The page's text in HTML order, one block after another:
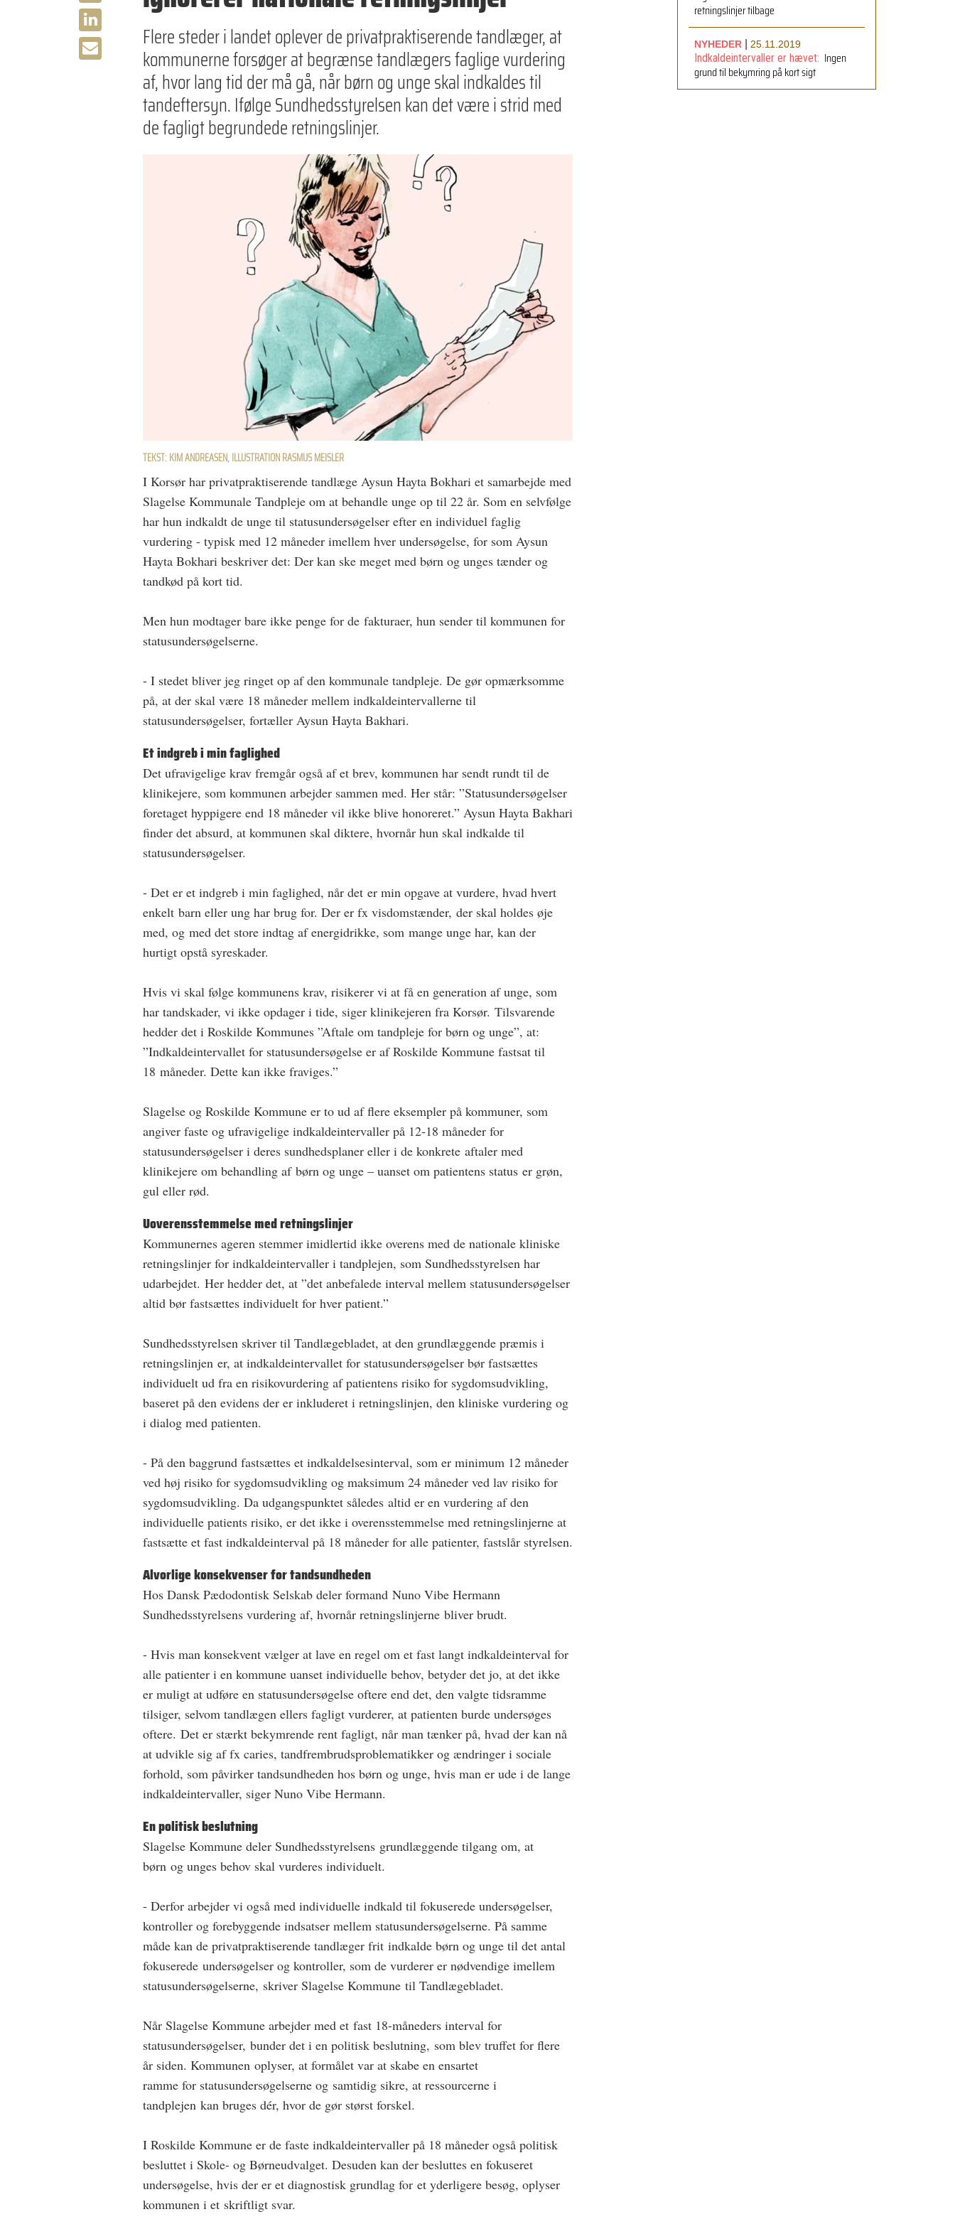
Flere steder i landet oplever de privatpraktiserende tandlæger, at
kommunerne forsøger at begrænse tandlægers faglige vurdering
af, hvor lang tid der må gå, når børn og unge skal indkaldes til
tandeftersyn. Ifølge Sundhedsstyrelsen kan det være i strid med
de fagligt begrundede retningslinjer.
TEKST: KIM ANDREASEN, ILLUSTRATION RASMUS MEISLER
I Korsør har privatpraktiserende tandlæge Aysun Hayta Bokhari et samarbejde med
Slagelse Kommunale Tandpleje om at behandle unge op til 22 år. Som en selvfølge
har hun indkaldt de unge til statusundersøgelser efter en individuel faglig
vurdering - typisk med 12 måneder imellem hver undersøgelse, for som Aysun
Hayta Bokhari beskriver det: Der kan ske meget med børn og unges tænder og
tandkød på kort tid.
Men hun modtager bare ikke penge for de fakturaer, hun sender til kommunen for
statusundersøgelserne.
- I stedet bliver jeg ringet op af den kommunale tandpleje. De gør opmærksomme
på, at der skal være 18 måneder mellem indkaldeintervallerne til
statusundersøgelser, fortæller Aysun Hayta Bakhari.
Et indgreb i min faglighed
Det ufravigelige krav fremgår også af et brev, kommunen har sendt rundt til de
klinikejere, som kommunen arbejder sammen med. Her står: ”Statusundersøgelser
foretaget hyppigere end 18 måneder vil ikke blive honoreret.” Aysun Hayta Bakhari
finder det absurd, at kommunen skal diktere, hvornår hun skal indkalde til
statusundersøgelser.
- Det er et indgreb i min faglighed, når det er min opgave at vurdere, hvad hvert
enkelt barn eller ung har brug for. Der er fx visdomstænder, der skal holdes øje
med, og med det store indtag af energidrikke, som mange unge har, kan der
hurtigt opstå syreskader.
Hvis vi skal følge kommunens krav, risikerer vi at få en generation af unge, som
har tandskader, vi ikke opdager i tide, siger klinikejeren fra Korsør. Tilsvarende
hedder det i Roskilde Kommunes ”Aftale om tandpleje for børn og unge”, at:
”Indkaldeintervallet for statusundersøgelse er af Roskilde Kommune fastsat til
18 måneder. Dette kan ikke fraviges.”
Slagelse og Roskilde Kommune er to ud af flere eksempler på kommuner, som
angiver faste og ufravigelige indkaldeintervaller på 12-18 måneder for
statusundersøgelser i deres sundhedsplaner eller i de konkrete aftaler med
klinikejere om behandling af børn og unge – uanset om patientens status er grøn,
gul eller rød.
Uoverensstemmelse med retningslinjer
Kommunernes ageren stemmer imidlertid ikke overens med de nationale kliniske
retningslinjer for indkaldeintervaller i tandplejen, som Sundhedsstyrelsen har
udarbejdet. Her hedder det, at ”det anbefalede interval mellem statusundersøgelser
altid bør fastsættes individuelt for hver patient.”
Sundhedsstyrelsen skriver til Tandlægebladet, at den grundlæggende præmis i
retningslinjen er, at indkaldeintervallet for statusundersøgelser bør fastsættes
individuelt ud fra en risikovurdering af patientens risiko for sygdomsudvikling,
baseret på den evidens der er inkluderet i retningslinjen, den kliniske vurdering og
i dialog med patienten.
- På den baggrund fastsættes et indkaldelsesinterval, som er minimum 12 måneder
ved høj risiko for sygdomsudvikling og maksimum 24 måneder ved lav risiko for
sygdomsudvikling. Da udgangspunktet således altid er en vurdering af den
individuelle patients risiko, er det ikke i overensstemmelse med retningslinjerne at
fastsætte et fast indkaldeinterval på 18 måneder for alle patienter, fastslår styrelsen.
Alvorlige konsekvenser for tandsundheden
Hos Dansk Pædodontisk Selskab deler formand Nuno Vibe Hermann
Sundhedsstyrelsens vurdering af, hvornår retningslinjerne bliver brudt.
- Hvis man konsekvent vælger at lave en regel om et fast langt indkaldeinterval for
alle patienter i en kommune uanset individuelle behov, betyder det jo, at det ikke
er muligt at udføre en statusundersøgelse oftere end det, den valgte tidsramme
tilsiger, selvom tandlægen ellers fagligt vurderer, at patienten burde undersøges
oftere. Det er stærkt bekymrende rent fagligt, når man tænker på, hvad der kan nå
at udvikle sig af fx caries, tandfrembrudsproblematikker og ændringer i sociale
forhold, som påvirker tandsundheden hos børn og unge, hvis man er ude i de lange
indkaldeintervaller, siger Nuno Vibe Hermann.
En politisk beslutning
Slagelse Kommune deler Sundhedsstyrelsens grundlæggende tilgang om, at
børn og unges behov skal vurderes individuelt.
- Derfor arbejder vi også med individuelle indkald til fokuserede undersøgelser,
kontroller og forebyggende indsatser mellem statusundersøgelserne. På samme
måde kan de privatpraktiserende tandlæger frit indkalde børn og unge til det antal
fokuserede undersøgelser og kontroller, som de vurderer er nødvendige imellem
statusundersøgelserne, skriver Slagelse Kommune til Tandlægebladet.
Når Slagelse Kommune arbejder med et fast 18-måneders interval for
statusundersøgelser, bunder det i en politisk beslutning, som blev truffet for flere
år siden. Kommunen oplyser, at formålet var at skabe en ensartet
ramme for statusundersøgelserne og samtidig sikre, at ressourcerne i
tandplejen kan bruges dér, hvor de gør størst forskel.
I Roskilde Kommune er de faste indkaldeintervaller på 18 måneder også politisk
besluttet i Skole- og Børneudvalget. Desuden kan der besluttes en fokuseret
undersøgelse, hvis der er et diagnostisk grundlag for et yderligere besøg, oplyser
kommunen i et skriftligt svar.
retningslinjer tilbage
NYHEDER| 25.11.2019
Indkaldeintervaller er hævet: Ingen
grund til bekymring på kort sigt